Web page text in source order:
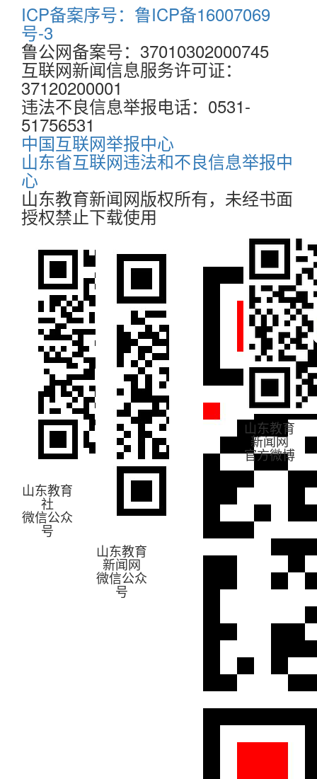
ICP备案序号：鲁ICP备16007069
号-3
鲁公网备案号：37010302000745
互联网新闻信息服务许可证：
37120200001
违法不良信息举报电话：0531-
51756531
中国互联网举报中心
山东省互联网违法和不良信息举报中
心
山东教育新闻网版权所有，未经书面
授权禁止下载使用
山东教育
社
微信公众
号
山东教育
新闻网
微信公众
号
山东教育
新闻网
官方微博